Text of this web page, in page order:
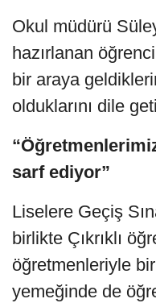
Okul müdürü
hazırlanan
bir araya
olduklarını dile
sarf ediyor”
Liselere Geçiş
birlikte Çıkrıklı
öğretmenleriyle
yemeğinde de